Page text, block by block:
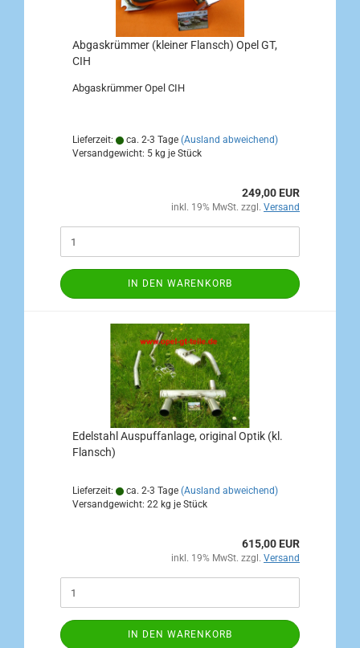
Abgaskrümmer (kleiner Flansch) Opel GT,
CIH
Abgaskrümmer Opel CIH
Lieferzeit: ca. 2-3 Tage (Ausland abweichend)
Versandgewicht: 5 kg je Stück
249,00 EUR
inkl. 19% MwSt. zzgl. Versand
IN DEN WARENKORB
Edelstahl Auspuffanlage, original Optik (kl.
Flansch)
Lieferzeit: ca. 2-3 Tage (Ausland abweichend)
Versandgewicht: 22 kg je Stück
615,00 EUR
inkl. 19% MwSt. zzgl. Versand
IN DEN WARENKORB